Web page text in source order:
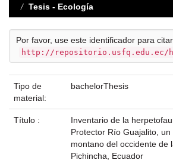
Tesis - Ecología
Por favor, use este identificador para
http://repositorio.usfq.edu.ec/
Tipo de
material:
bachelorThesis
Título :
Inventario de la
Protector Río Guajalito,
montano del occidente de
Pichincha, Ecuador